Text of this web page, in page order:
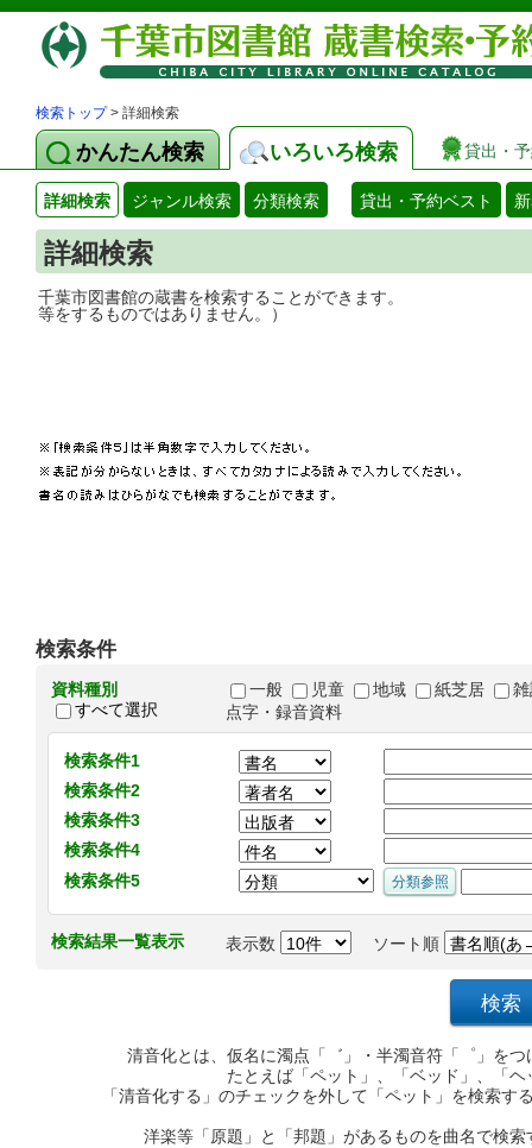
検索トップ> 詳細検索
かんたん検索 いろいろ検索 貸出・
詳細検索 ジャンル検索 分類検索 貸出・予約ベスト
詳細検索
千葉市図書館の蔵書を検索することがで
等をするものではありません。）
検索条件
資料種別
すべて選択
一般 児童 地域 紙芝居
点字・録音資料
検索条件1
検索条件2
検索条件3
検索条件4
検索条件5
検索結果一覧表示 表示数 ソート順
清音化とは、仮名に濁点「゛」・半濁音符「゜」を
たとえば「ペット」、「ベッド」、「
「清音化する」のチェックを外して「ペット」を検索
洋楽等「原題」と「邦題」があるものを曲名で検